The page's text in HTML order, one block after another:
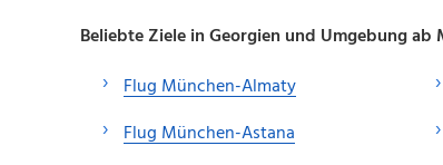
Beliebte Ziele in Georgien und Umgebung ab
Flug München-Almaty
Flug München-Astana